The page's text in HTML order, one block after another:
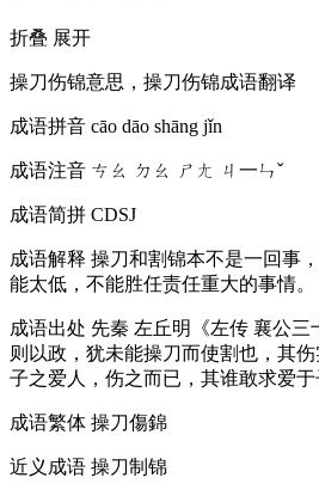
折叠 展开
操刀伤锦意思，操刀伤锦成语翻译
成语拼音 cāo dāo shāng jǐn
成语注音 ㄘㄠ ㄉㄠ ㄕㄤ ㄐ一ㄣˇ
成语简拼 CDSJ
成语解释 操刀和割锦本不是一回事
能太低，不能胜任责任重大的事情。
成语出处 先秦 左丘明《左传 襄公三
则以政，犹未能操刀而使割也，其伤
子之爱人，伤之而已，其谁敢求爱于
成语繁体 操刀傷錦
近义成语 操刀制锦